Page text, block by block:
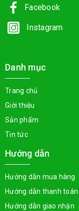
Facebook
Instagram
Danh mục
Trang chủ
Giới thiệu
Sản phẩm
Tin tức
Hướng dẫn
Hướng dẫn mua hàng
Hướng dẫn thanh toán
Hướng dẫn giao nhận